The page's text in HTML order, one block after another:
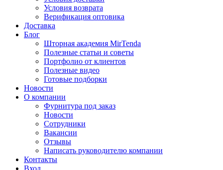
Условия возврата
Верификация оптовика
Доставка
Блог
Шторная академия MirTenda
Полезные статьи и советы
Портфолио от клиентов
Полезные видео
Готовые подборки
Новости
О компании
Фурнитура под заказ
Новости
Сотрудники
Вакансии
Отзывы
Написать руководителю компании
Контакты
Вход